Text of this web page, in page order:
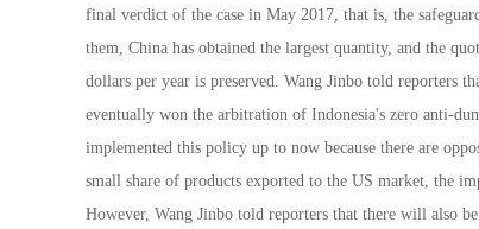
final verdict of the case in May 2017, that is, the
them, China has obtained the largest quantity, and the
dollars per year is preserved. Wang Jinbo told reporters
eventually won the arbitration of Indonesia's zero anti-
implemented this policy up to now because there are
small share of products exported to the US market, the
However, Wang Jinbo told reporters that there will also